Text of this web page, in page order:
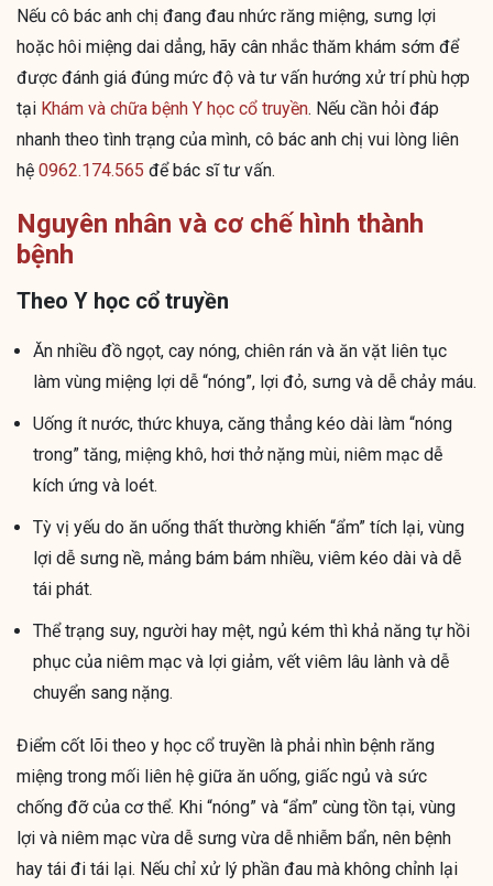
Nếu cô bác anh chị đang đau nhức răng miệng, sưng lợi
hoặc hôi miệng dai dẳng, hãy cân nhắc thăm khám sớm để
được đánh giá đúng mức độ và tư vấn hướng xử trí phù hợp
tại Khám và chữa bệnh Y học cổ truyền. Nếu cần hỏi đáp
nhanh theo tình trạng của mình, cô bác anh chị vui lòng liên
hệ 0962.174.565 để bác sĩ tư vấn.
Nguyên nhân và cơ chế hình thành
bệnh
Theo Y học cổ truyền
Ăn nhiều đồ ngọt, cay nóng, chiên rán và ăn vặt liên tục
làm vùng miệng lợi dễ “nóng”, lợi đỏ, sưng và dễ chảy máu.
Uống ít nước, thức khuya, căng thẳng kéo dài làm “nóng
trong” tăng, miệng khô, hơi thở nặng mùi, niêm mạc dễ
kích ứng và loét.
Tỳ vị yếu do ăn uống thất thường khiến “ẩm” tích lại, vùng
lợi dễ sưng nề, mảng bám bám nhiều, viêm kéo dài và dễ
tái phát.
Thể trạng suy, người hay mệt, ngủ kém thì khả năng tự hồi
phục của niêm mạc và lợi giảm, vết viêm lâu lành và dễ
chuyển sang nặng.
Điểm cốt lõi theo y học cổ truyền là phải nhìn bệnh răng
miệng trong mối liên hệ giữa ăn uống, giấc ngủ và sức
chống đỡ của cơ thể. Khi “nóng” và “ẩm” cùng tồn tại, vùng
lợi và niêm mạc vừa dễ sưng vừa dễ nhiễm bẩn, nên bệnh
hay tái đi tái lại. Nếu chỉ xử lý phần đau mà không chỉnh lại